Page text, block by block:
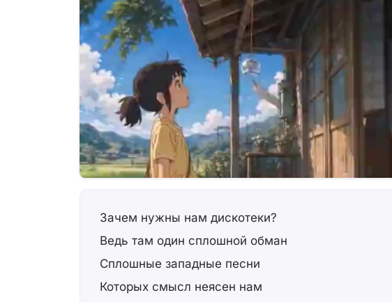
Зачем нужны нам дискотеки?
Ведь там один сплошной обман
Сплошные западные песни
Которых смысл неясен нам